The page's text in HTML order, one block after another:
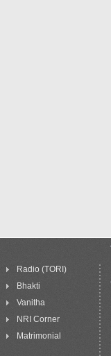
Radio (TORI)
Bhakti
Vanitha
NRI Corner
Matrimonial